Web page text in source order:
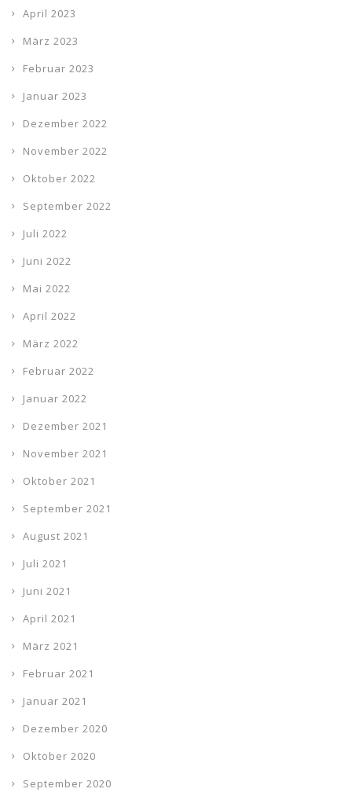
April 2023
März 2023
Februar 2023
Januar 2023
Dezember 2022
November 2022
Oktober 2022
September 2022
Juli 2022
Juni 2022
Mai 2022
April 2022
März 2022
Februar 2022
Januar 2022
Dezember 2021
November 2021
Oktober 2021
September 2021
August 2021
Juli 2021
Juni 2021
April 2021
März 2021
Februar 2021
Januar 2021
Dezember 2020
Oktober 2020
September 2020